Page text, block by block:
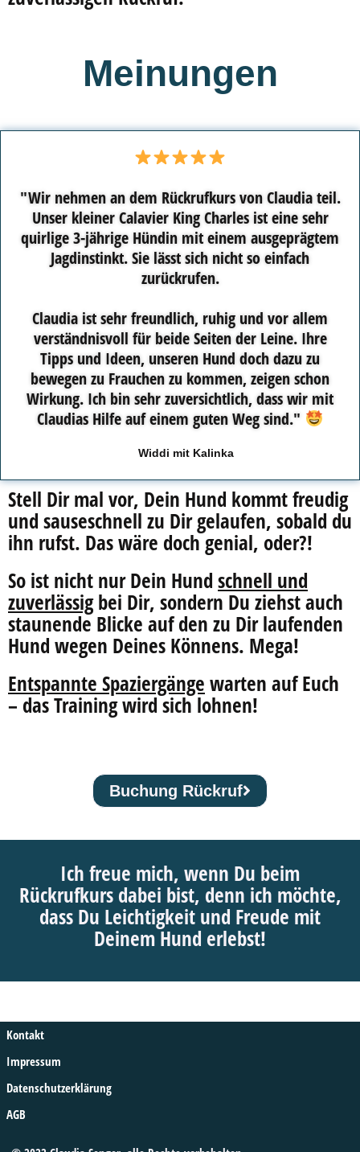
Meinungen
"Wir nehmen an dem Rückrufkurs von Claudia teil.
Unser kleiner Calavier King Charles ist eine sehr
quirlige 3-jährige Hündin mit einem ausgeprägtem
Jagdinstinkt. Sie lässt sich nicht so einfach
zurückrufen.
Claudia ist sehr freundlich, ruhig und vor allem
verständnisvoll für beide Seiten der Leine. Ihre
Tipps und Ideen, unseren Hund doch dazu zu
bewegen zu Frauchen zu kommen, zeigen schon
Wirkung. Ich bin sehr zuversichtlich, dass wir mit
Claudias Hilfe auf einem guten Weg sind."
Widdi mit Kalinka
Stell Dir mal vor, Dein Hund kommt freudig
und sauseschnell zu Dir gelaufen, sobald du
ihn rufst. Das wäre doch genial, oder?!
So ist nicht nur Dein Hund schnell und
zuverlässigbei Dir, sondern Du ziehst auch
staunende Blicke auf den zu Dir laufenden
Hund wegen Deines Könnens. Mega!
Entspannte Spaziergänge warten auf Euch
– das Training wird sich lohnen!
Buchung Rückruf
Ich freue mich, wenn Du beim
Rückrufkurs dabei bist, denn ich möchte,
dass Du Leichtigkeit und Freude mit
Deinem Hund erlebst!
Kontakt
Impressum
Datenschutzerklärung
AGB